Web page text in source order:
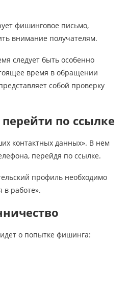
фишинговое письмо,
внимание получателям.
следует быть особенно
время в обращении
собой проверку
по ссылке
контактных данных». В нем
перейдя по ссылке.
профиль необходимо
в работе».
о попытке фишинга: